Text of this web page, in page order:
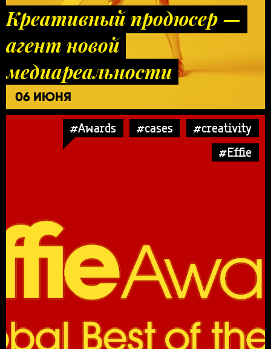
Креативный продюсер —
агент новой
медиареальности
06 ИЮНЯ
#Awards #cases
#creativity
#Effie